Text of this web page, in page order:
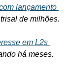
lançamento
de milhões.
em L2s
há meses.